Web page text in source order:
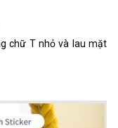
chữ T nhỏ và lau mặt